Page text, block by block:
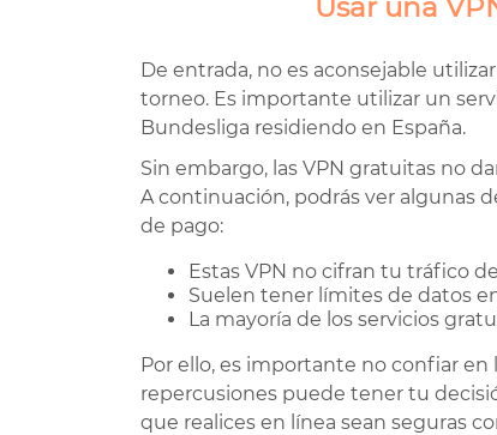
Usar una
De entrada, no es aconsejable
torneo. Es importante utilizar un
Bundesliga residiendo en España.
Sin embargo, las VPN gratuitas no
A continuación, podrás ver algunas
de pago:
Estas VPN no cifran tu tráfico
Suelen tener límites de datos
La mayoría de los servicios
Por ello, es importante no confiar
repercusiones puede tener tu
que realices en línea sean seguras